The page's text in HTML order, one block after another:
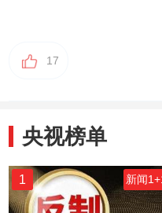
17
央视榜单
1 新闻